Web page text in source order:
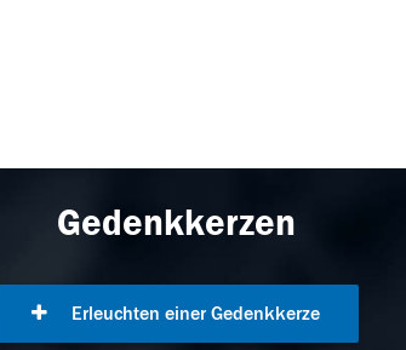
Gedenkkerzen
Erleuchten einer Gedenkkerze